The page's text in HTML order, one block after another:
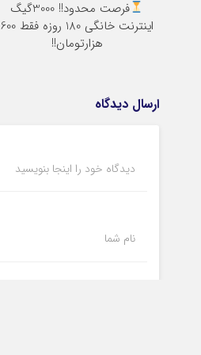
فرصت محدود!! 3000گیگ
اینترنت خانگی 180 روزه فقط 600
هزارتومان!!
ارسال دیدگاه
دیدگاه خود را اینجا بنویسید
نام شما